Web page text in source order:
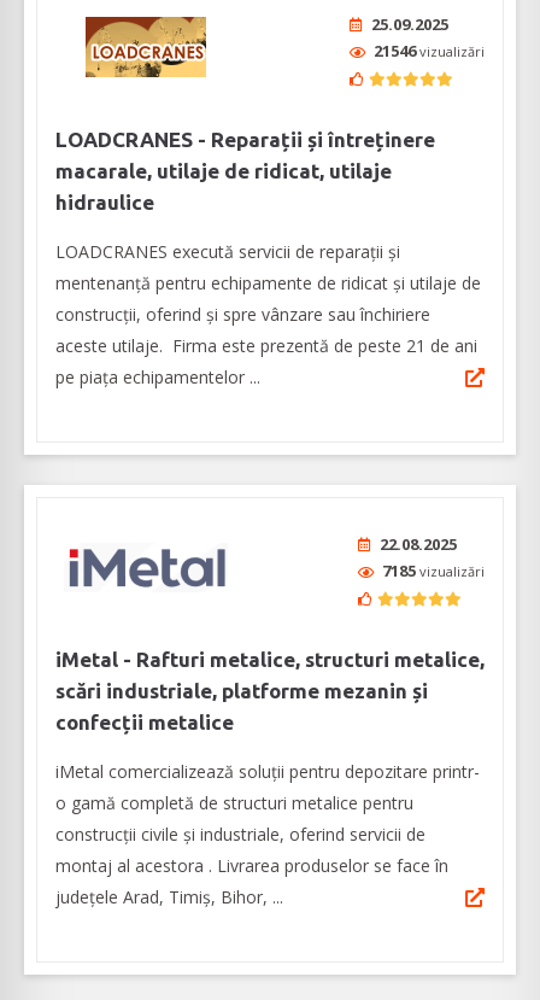
25.09.2025
21546vizualizări
LOADCRANES - Reparații și întreținere
macarale, utilaje de ridicat, utilaje
hidraulice
LOADCRANES execută servicii de reparații și
mentenanță pentru echipamente de ridicat și utilaje de
construcții, oferind și spre vânzare sau închiriere
aceste utilaje. Firma este prezentă de peste 21 de ani
pe piața echipamentelor ...
22.08.2025
7185 vizualizări
iMetal - Rafturi metalice, structuri metalice,
scări industriale, platforme mezanin și
confecții metalice
iMetal comercializează soluţii pentru depozitare printr-
o gamă completă de structuri metalice pentru
construcții civile și industriale, oferind servicii de
montaj al acestora . Livrarea produselor se face în
județele Arad, Timiș, Bihor, ...